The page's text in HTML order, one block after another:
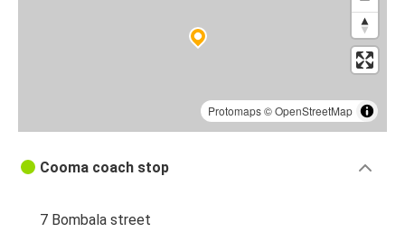
Protomaps©OpenStreetMap
Cooma coach stop
7 Bombala street